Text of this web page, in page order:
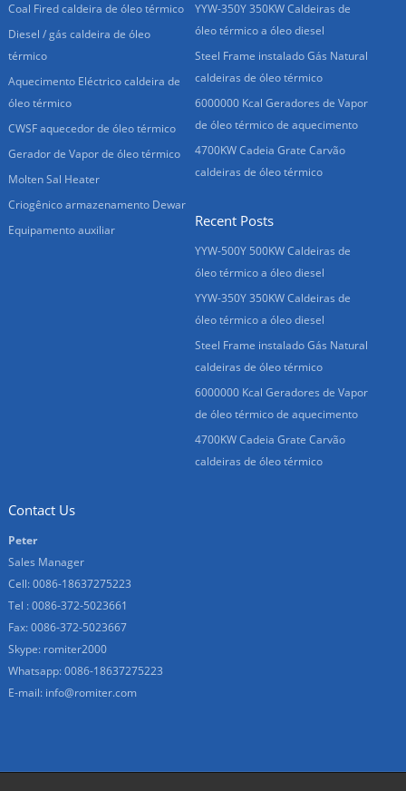
Coal Fired caldeira de óleo térmico
Diesel / gás caldeira de óleo
térmico
Aquecimento Eléctrico caldeira de
óleo térmico
CWSF aquecedor de óleo térmico
Gerador de Vapor de óleo térmico
Molten Sal Heater
Criogênico armazenamento Dewar
Equipamento auxiliar
YYW-350Y 350KW Caldeiras de
óleo térmico a óleo diesel
Steel Frame instalado Gás Natural
caldeiras de óleo térmico
6000000 Kcal Geradores de Vapor
de óleo térmico de aquecimento
4700KW Cadeia Grate Carvão
caldeiras de óleo térmico
Recent Posts
YYW-500Y 500KW Caldeiras de
óleo térmico a óleo diesel
YYW-350Y 350KW Caldeiras de
óleo térmico a óleo diesel
Steel Frame instalado Gás Natural
caldeiras de óleo térmico
6000000 Kcal Geradores de Vapor
de óleo térmico de aquecimento
4700KW Cadeia Grate Carvão
caldeiras de óleo térmico
Contact Us
Peter
Sales Manager
Cell: 0086-18637275223
Tel : 0086-372-5023661
Fax: 0086-372-5023667
Skype: romiter2000
Whatsapp:0086-18637275223
E-mail: info@romiter.com